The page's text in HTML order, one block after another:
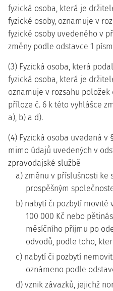
fyzická osoba, která je
fyzické osoby, oznamuje v
fyzické osoby uvedeného v
změny podle odstavce 1
(3) Fyzická osoba, která
fyzická osoba, která je
oznamuje v rozsahu
příloze č. 6 k této vyhlášce
a), b) a d).
(4) Fyzická osoba uvedená v
mimo údajů uvedených v
zpravodajské službě
a) změnu v příslušnosti ke
prospěšným
b) nabytí či pozbytí movité
100 000 Kč nebo
měsíčního příjmu po
odvodů, podle toho,
c) nabytí či pozbytí
oznámeno podle
d) vznik závazků, jejichž